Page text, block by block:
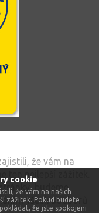
cookie
že vám na našich
zážitek. Pokud budete
že jste spokojeni
že vám na
ten nejlepší zážitek.
budeme
všech souborů